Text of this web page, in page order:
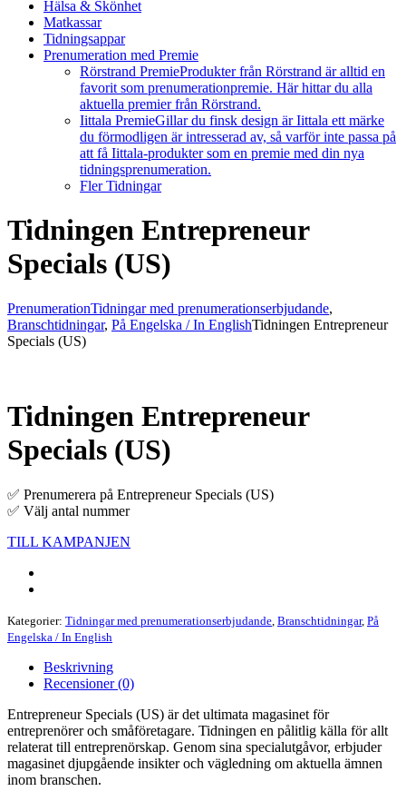
Hälsa & Skönhet
Matkassar
Tidningsappar
Prenumeration med Premie
Rörstrand PremieProdukter från Rörstrand är alltid en
favorit som prenumerationpremie. Här hittar du alla
aktuella premier från Rörstrand.
Iittala PremieGillar du finsk design är Iittala ett märke
du förmodligen är intresserad av, så varför inte passa på
att få Iittala-produkter som en premie med din nya
tidningsprenumeration.
Fler Tidningar
Tidningen Entrepreneur
Specials (US)
PrenumerationTidningar med prenumerationserbjudande,
Branschtidningar, På Engelska / In EnglishTidningen Entrepreneur
Specials (US)
Tidningen Entrepreneur
Specials (US)
✅ Prenumerera på Entrepreneur Specials (US)
✅ Välj antal nummer
TILL KAMPANJEN
Kategorier: Tidningar med prenumerationserbjudande Branschtidningar, På
Engelska / In English
Beskrivning
Recensioner (0)
Entrepreneur Specials (US) är det ultimata magasinet för
entreprenörer och småföretagare. Tidningen en pålitlig källa för allt
relaterat till entreprenörskap. Genom sina specialutgåvor, erbjuder
magasinet djupgående insikter och vägledning om aktuella ämnen
inom branschen.